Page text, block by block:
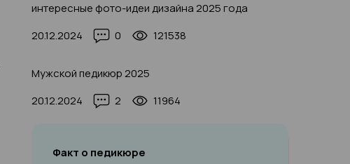
Факт о педикюре
интересные фото-идеи дизайна 2025 года
20.12.2024
0 121538
Мужской педикюр 2025
20.12.2024
2 11964